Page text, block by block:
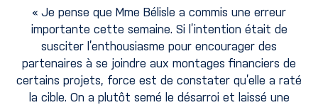
« Je pense que Mme Bélisle a commis une erreur
importante cette semaine. Si l’intention était de
susciter l’enthousiasme pour encourager des
partenaires à se joindre aux montages financiers de
certains projets, force est de constater qu’elle a raté
la cible. On a plutôt semé le désarroi et laissé une